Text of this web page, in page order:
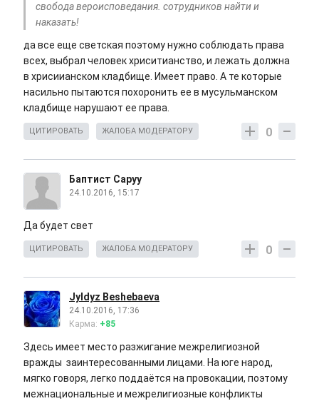
свобода вероисповедания. сотрудников найти и
наказать!
да все еще светская поэтому нужно соблюдать права
всех, выбрал человек хриситианство, и лежать должна
в хрисиианском кладбище. Имеет право. А те которые
насильно пытаются похоронить ее в мусульманском
кладбище нарушают ее права.
0
ЦИТИРОВАТЬ ЖАЛОБА МОДЕРАТОРУ
Баптист Саруу
24.10.2016, 15:17
Да будет свет
0
ЦИТИРОВАТЬ ЖАЛОБА МОДЕРАТОРУ
Jyldyz Beshebaeva
24.10.2016, 17:36
Карма: +85
Здесь имеет место разжигание межрелигиозной
вражды заинтересованными лицами. На юге народ,
мягко говоря, легко поддаётся на провокации, поэтому
межнациональные и межрелигиозные конфликты